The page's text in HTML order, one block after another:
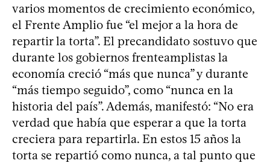
varios momentos de crecimiento económico,
el Frente Amplio fue “el mejor a la hora de
repartir la torta”. El precandidato sostuvo que
durante los gobiernos frenteamplistas la
economía creció “más que nunca” y durante
“más tiempo seguido”, como “nunca en la
historia del país”. Además, manifestó: “No era
verdad que había que esperar a que la torta
creciera para repartirla. En estos 15 años la
torta se repartió como nunca, a tal punto que